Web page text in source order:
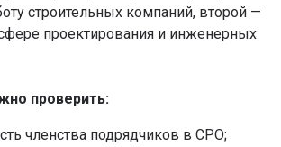
строительных компаний, второй —
проектирования и инженерных
проверить:
членства подрядчиков в СРО;